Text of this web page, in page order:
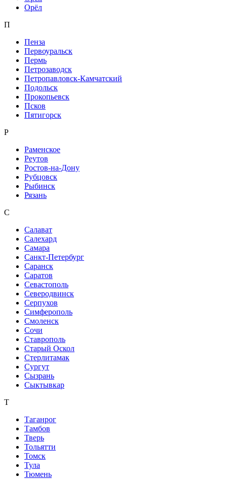
Орёл
П
Пенза
Первоуральск
Пермь
Петрозаводск
Петропавловск-Камчатский
Подольск
Прокопьевск
Псков
Пятигорск
Р
Раменское
Реутов
Ростов-на-Дону
Рубцовск
Рыбинск
Рязань
С
Салават
Салехард
Самара
Санкт-Петербург
Саранск
Саратов
Севастополь
Северодвинск
Серпухов
Симферополь
Смоленск
Сочи
Ставрополь
Старый Оскол
Стерлитамак
Сургут
Сызрань
Сыктывкар
Т
Таганрог
Тамбов
Тверь
Тольятти
Томск
Тула
Тюмень